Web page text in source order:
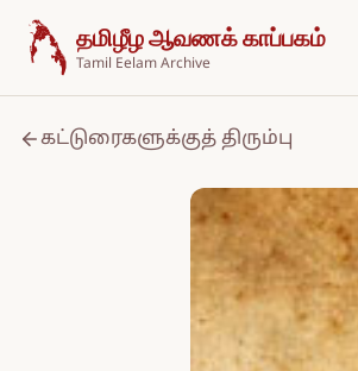
உள்ளடக்கத்திற்குச் செல்க
தமிழீழ ஆவணக் காப்பகம்
Tamil Eelam Archive
கட்டுரைகளுக்குத் திரும்பு